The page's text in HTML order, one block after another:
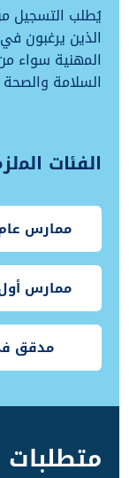
يُطلب التسجيل
الذين يرغبون
اﻟﻤهنية سواء
السلامة
الفئات
ممارس
ممارس
مدقق
متطلبات